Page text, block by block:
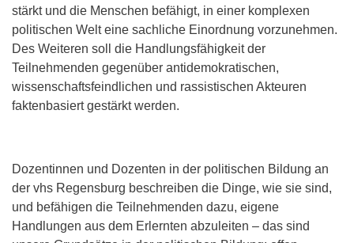
stärkt und die Menschen befähigt, in einer komplexen
politischen Welt eine sachliche Einordnung vorzunehmen.
Des Weiteren soll die Handlungsfähigkeit der
Teilnehmenden gegenüber antidemokratischen,
wissenschaftsfeindlichen und rassistischen Akteuren
faktenbasiert gestärkt werden.
Dozentinnen und Dozenten in der politischen Bildung an
der vhs Regensburg beschreiben die Dinge, wie sie sind,
und befähigen die Teilnehmenden dazu, eigene
Handlungen aus dem Erlernten abzuleiten – das sind